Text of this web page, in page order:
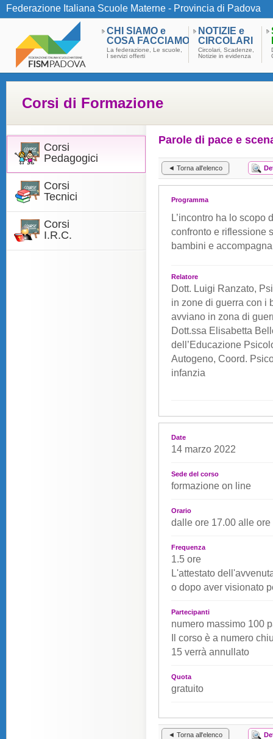
Federazione Italiana Scuole Materne - Provincia di Padova
CHI SIAMO e
COSA FACCIAMO
La federazione, Le scuole,
I servizi offerti
NOTIZIE e
CIRCOLARI
Circolari, Scadenze,
Notizie in evidenza
Corsi di Formazione
Corsi
Pedagogici
Corsi
Tecnici
Corsi
I.R.C.
Parole di pace e
◄ Torna all'elenco
Programma
L’incontro ha lo scopo
confronto e riflessione
bambini e
Relatore
Dott. Luigi Ranzato,
in zone di guerra con i
avviano in zona di
Dott.ssa Elisabetta
dell’Educazione
Autogeno, Coord.
infanzia
Date
14 marzo 2022
Sede del corso
formazione on line
Orario
dalle ore 17.00 alle ore
Frequenza
1.5 ore
L'attestato
o dopo aver visionato
Partecipanti
numero massimo 100
Il corso è a numero
15 verrà annullato
Quota
gratuito
◄ Torna all'elenco